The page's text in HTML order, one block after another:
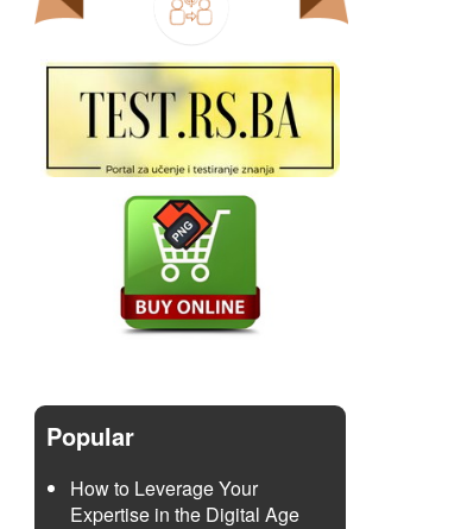
Popular
How to Leverage Your
Expertise in the Digital Age